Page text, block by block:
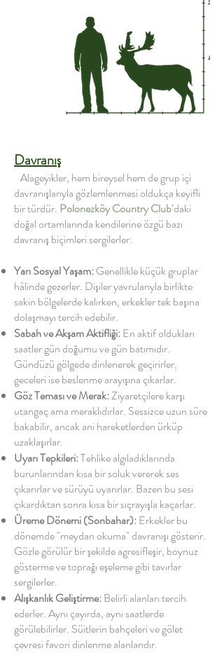
Davranış
Alageyikler, hem bireysel hem de grup içi
davranışlarıyla gözlemlenmesi oldukça keyifli
bir türdür. Polonezköy Country Club’daki
doğal ortamlarında kendilerine özgü bazı
davranış biçimleri sergilerler:
Yarı Sosyal Yaşam:Genellikle küçük gruplar
hâlinde gezerler. Dişiler yavrularıyla birlikte
sakin bölgelerde kalırken, erkekler tek başına
dolaşmayı tercih edebilir.
Sabah ve Akşam Aktifliği:En aktif oldukları
saatler gün doğumu ve gün batımıdır.
Gündüzü gölgede dinlenerek geçirirler,
geceleri ise beslenme arayışına çıkarlar.
Göz Teması ve Merak:Ziyaretçilere karşı
utangaç ama meraklıdırlar. Sessizce uzun süre
bakabilir, ancak ani hareketlerden ürküp
uzaklaşırlar.
Uyarı Tepkileri:Tehlike algıladıklarında
burunlarından kısa bir soluk vererek ses
çıkarırlar ve sürüyü uyarırlar. Bazen bu sesi
çıkardıktan sonra kısa bir sıçrayışla kaçarlar.
Üreme Dönemi (Sonbahar):Erkekler bu
dönemde "meydan okuma" davranışı gösterir.
Gözle görülür bir şekilde agresifleşir, boynuz
gösterme ve toprağı eşeleme gibi tavırlar
sergilerler.
Alışkanlık Geliştirme:Belirli alanları tercih
ederler. Aynı çayırda, aynı saatlerde
görülebilirler. Süitlerin bahçeleri ve gölet
çevresi favori dinlenme alanlarıdır.